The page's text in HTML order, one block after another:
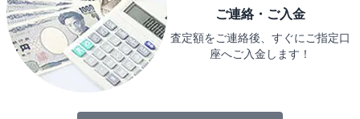
ご連絡・ご入金
査定額をご連絡後、すぐにご指定口
座へご入金します！